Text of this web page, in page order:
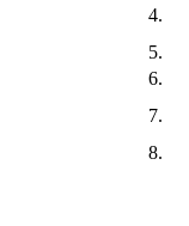
4.
5.
6.
7.
8.